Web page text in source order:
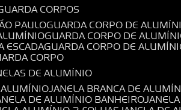
GUARDA CORPOS
PAULO GUARDA CORPO DE
GUARDA CORPO DE
ESCADA GUARDA CORPO DE
CORPO
DE ALUMÍNIO
ALUMÍNIO JANELA BRANCA DE
DE ALUMÍNIO BANHEIRO